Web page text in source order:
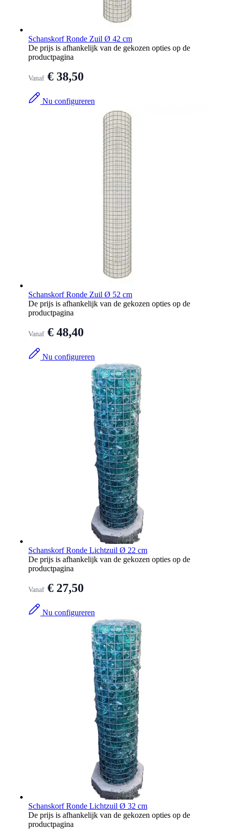
Schanskorf Ronde Zuil Ø 42 cm
De prijs is afhankelijk van de gekozen opties op de
productpagina
Vanaf € 38,50
Nu configureren
Schanskorf Ronde Zuil Ø 52 cm
De prijs is afhankelijk van de gekozen opties op de
productpagina
Vanaf € 48,40
Nu configureren
Schanskorf Ronde Lichtzuil Ø 22 cm
De prijs is afhankelijk van de gekozen opties op de
productpagina
Vanaf € 27,50
Nu configureren
Schanskorf Ronde Lichtzuil Ø 32 cm
De prijs is afhankelijk van de gekozen opties op de
productpagina